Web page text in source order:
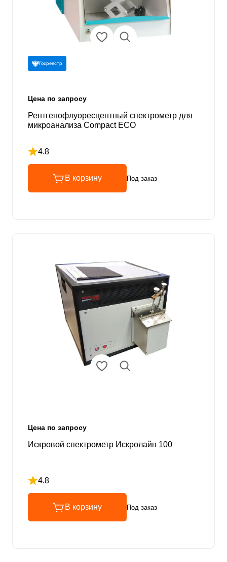
Госреестр
Цена по запросу
Рентгенофлуоресцентный спектрометр для
микроанализа Compact ECO
4.8
Рейтинг 4.8 из 5
В корзину Под заказ
Цена по запросу
Искровой спектрометр Искролайн 100
4.8
Рейтинг 4.8 из 5
В корзину Под заказ